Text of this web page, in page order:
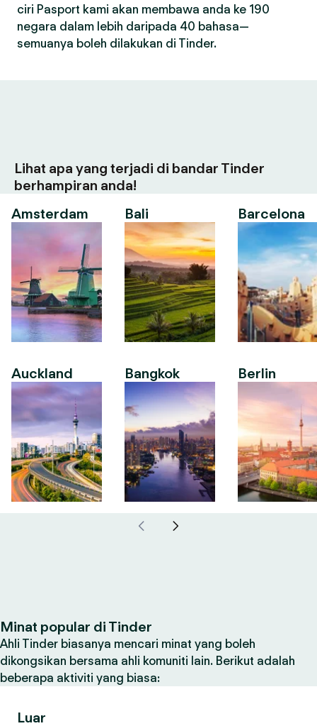
ciri Pasport kami akan membawa anda ke 190
negara dalam lebih daripada 40 bahasa—
semuanya boleh dilakukan di Tinder.
Lihat apa yang terjadi di bandar Tinder
berhampiran anda!
Amsterdam
Auckland
Bali
Bangkok
Barcelona
Berlin
Minat popular di Tinder
Ahli Tinder biasanya mencari minat yang boleh
dikongsikan bersama ahli komuniti lain. Berikut adalah
beberapa aktiviti yang biasa:
Luar